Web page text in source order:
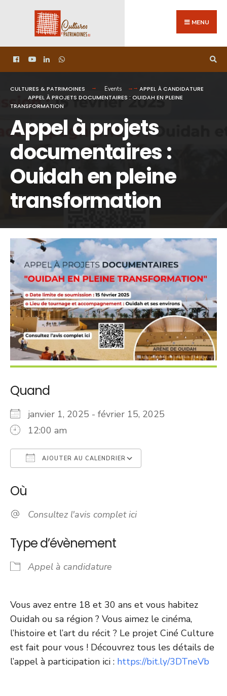
MENU
CULTURES & PATRIMOINES Events
APPEL À CANDIDATURE
APPEL À PROJETS DOCUMENTAIRES : OUIDAH EN PLEINE
TRANSFORMATION
Appel à projets
documentaires :
Ouidah en pleine
transformation
Quand
janvier 1, 2025 - février 15, 2025
12:00 am
AJOUTER AU CALENDRIER
Où
Consultez l'avis complet ici
Type d’évènement
Appel à candidature
Vous avez entre 18 et 30 ans et vous habitez
Ouidah ou sa région ? Vous aimez le cinéma,
l’histoire et l’art du récit ? Le projet Ciné Culture
est fait pour vous ! Découvrez tous les détails de
l’appel à participation ici : https://bit.ly/3DTneVb